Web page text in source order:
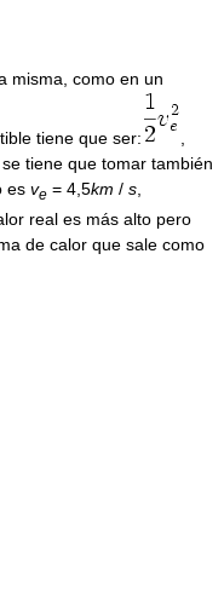
misma, como en un
tiene que ser:
tiene que tomar también
es ve = 4,5km / s
real es más alto pero
de calor que sale como